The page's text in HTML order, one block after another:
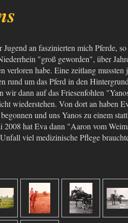
Jugend an faszinierten mich Pferde,
"groß geworden", über
verloren habe. Eine zeitlang
rund um das Pferd in den
wir dann auf das Friesenfohlen
wiederstehen. Von dort an haben
und uns Yanos zu einem
2008 hat Eva dann "Aaron vom
viel medizinische Pflege